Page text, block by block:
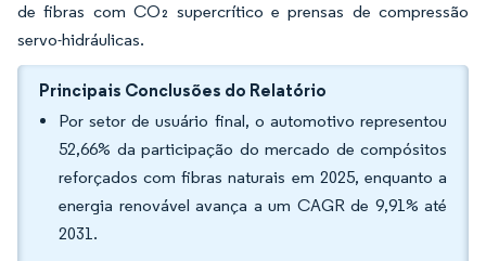
de fibras com CO₂ supercrítico e prensas de compressão
servo-hidráulicas.
Principais Conclusões do Relatório
Por setor de usuário final, o automotivo representou
52,66% da participação do mercado de compósitos
reforçados com fibras naturais em 2025, enquanto a
energia renovável avança a um CAGR de 9,91% até
2031.